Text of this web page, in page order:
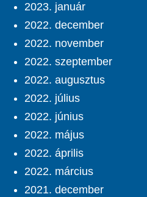
2023. január
2022. december
2022. november
2022. szeptember
2022. augusztus
2022. július
2022. június
2022. május
2022. április
2022. március
2021. december